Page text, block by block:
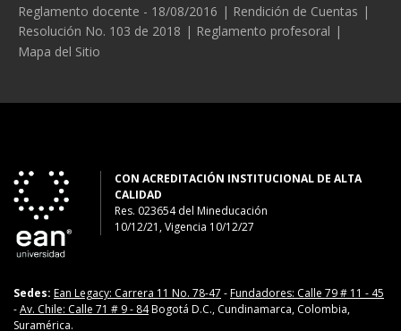
Reglamento docente - 18/08/2016
Rendición de Cuentas
Resolución No. 103 de 2018
Reglamento profesoral
Mapa del Sitio
CON ACREDITACIÓN INSTITUCIONAL DE ALTA
CALIDAD
Res. 023654del Mineducación
10/12/21, Vigencia 10/12/27
Sedes: Ean Legacy: Carrera 11 No. 78-47 -Fundadores: Calle 79 # 11 - 45
-Av. Chile: Calle 71 # 9 - 84Bogotá D.C., Cundinamarca, Colombia,
Suramérica.